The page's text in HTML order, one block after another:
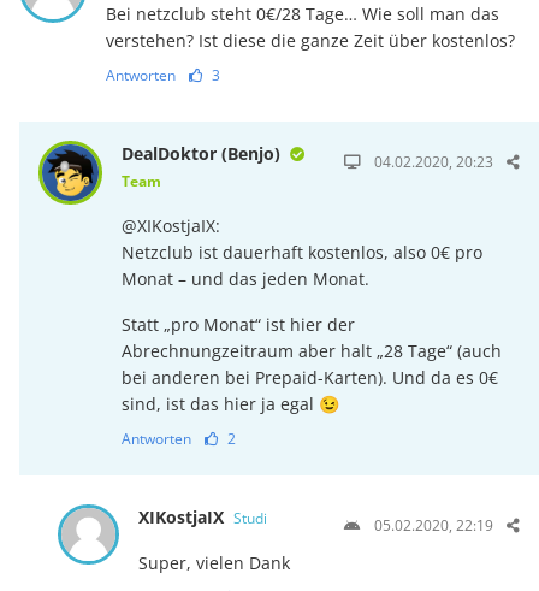
Bei netzclub steht 0€/28 Tage… Wie soll man das
verstehen? Ist diese die ganze Zeit über kostenlos?
Antworten 3
DealDoktor (Benjo)
Team
04.02.2020, 20:23
@XIKostjaIX:
Netzclub ist dauerhaft kostenlos, also 0€ pro
Monat – und das jeden Monat.
Statt „pro Monat“ ist hier der
Abrechnungzeitraum aber halt „28 Tage“ (auch
bei anderen bei Prepaid-Karten). Und da es 0€
sind, ist das hier ja egal 😉
Antworten 2
XIKostjaIX Studi 05.02.2020, 22:19
Super, vielen Dank